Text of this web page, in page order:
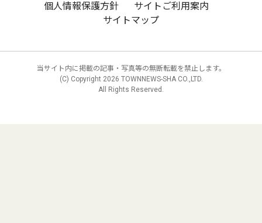
個人情報保護方針
サイトご利用案内
サイトマップ
当サイト内に掲載の記事・写真等の無断転載を禁止します。
(C) Copyright 2026 TOWNNEWS-SHA CO.,LTD.
All Rights Reserved.